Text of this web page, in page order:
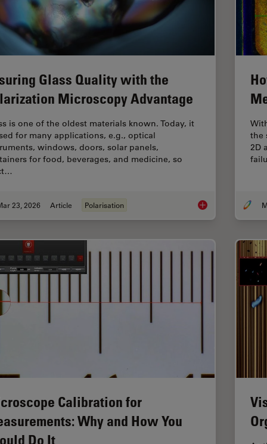
Glass Quality with the
Microscopy Advantage
is one of the oldest materials known. Today, it
for many applications, e.g., optical
windows, doors, solar panels,
for food, beverages, and medicine, so
23, 2026 Article Polarisation Ensuring Glass
the
2D
Calibration for
Why and How You
Do It